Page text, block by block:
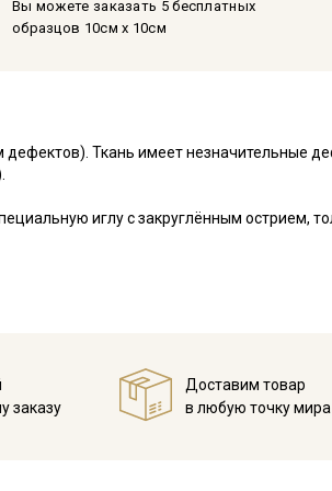
Вы можете заказать 5 бесплатных
образцов 10см x 10см
дефектов). Ткань имеет незначительные
иглу с закруглённым острием,
толстый трикотаж требует больших
себя как экологичный и практичный
в ширину, при этом почти не
заказу
Доставим товар
в любую точку мира